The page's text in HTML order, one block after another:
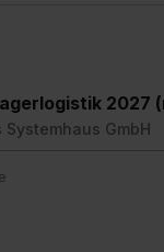
2027
Systemhaus GmbH